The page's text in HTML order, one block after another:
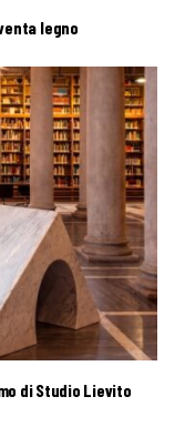
legno
di Studio Lievito